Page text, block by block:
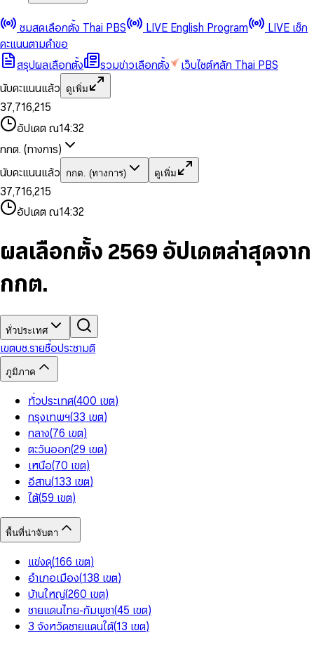
ชมสดเลือกตั้ง Thai PBS LIVE English Program
LIVE เช็ก
คะแนนตามคำขอ
สรุปผลเลือกตั้ง
รวมข่าวเลือกตั้ง
เว็บไซต์หลัก Thai PBS
นับคะแนนแล้ว
ดูเพิ่ม
0
1
2
3
4
5
6
8
9
0
1
2
3
4
5
6
7
8
9
,
0
1
2
4
6
7
8
9
0
1
2
3
4
5
6
7
8
9
0
1
3
5
6
7
8
9
,
1
2
4
5
7
8
9
0
1
3
4
6
7
8
9
0
2
3
4
5
7
8
อัปเดต ณ14:32
กกต. (ทางการ)
นับคะแนนแล้ว
กกต. (ทางการ) ดูเพิ่ม
0
1
2
3
4
5
7
8
0
1
2
4
5
6
7
8
9
,
0
1
2
4
6
7
8
9
0
1
2
3
5
6
8
9
0
1
3
5
6
7
8
,
1
2
4
6
7
9
0
1
3
5
6
8
9
0
2
3
4
5
7
9
อัปเดต ณ14:32
ผลเลือกตั้ง 2569 อัปเดตล่าสุดจาก
กกต.
ทั่วประเทศ
เขตบช.รายชื่อประชามติ
ภูมิภาค
ทั่วประเทศ(400 เขต)
กรุงเทพฯ(33 เขต)
กลาง(76 เขต)
ตะวันออก(29 เขต)
เหนือ(70 เขต)
อีสาน(133 เขต)
ใต้(59 เขต)
พื้นที่น่าจับตา
แข่งดุ(166 เขต)
อำเภอเมือง(138 เขต)
บ้านใหญ่(260 เขต)
ชายแดนไทย-กัมพูชา(45 เขต)
3 จังหวัดชายแดนใต้(13 เขต)